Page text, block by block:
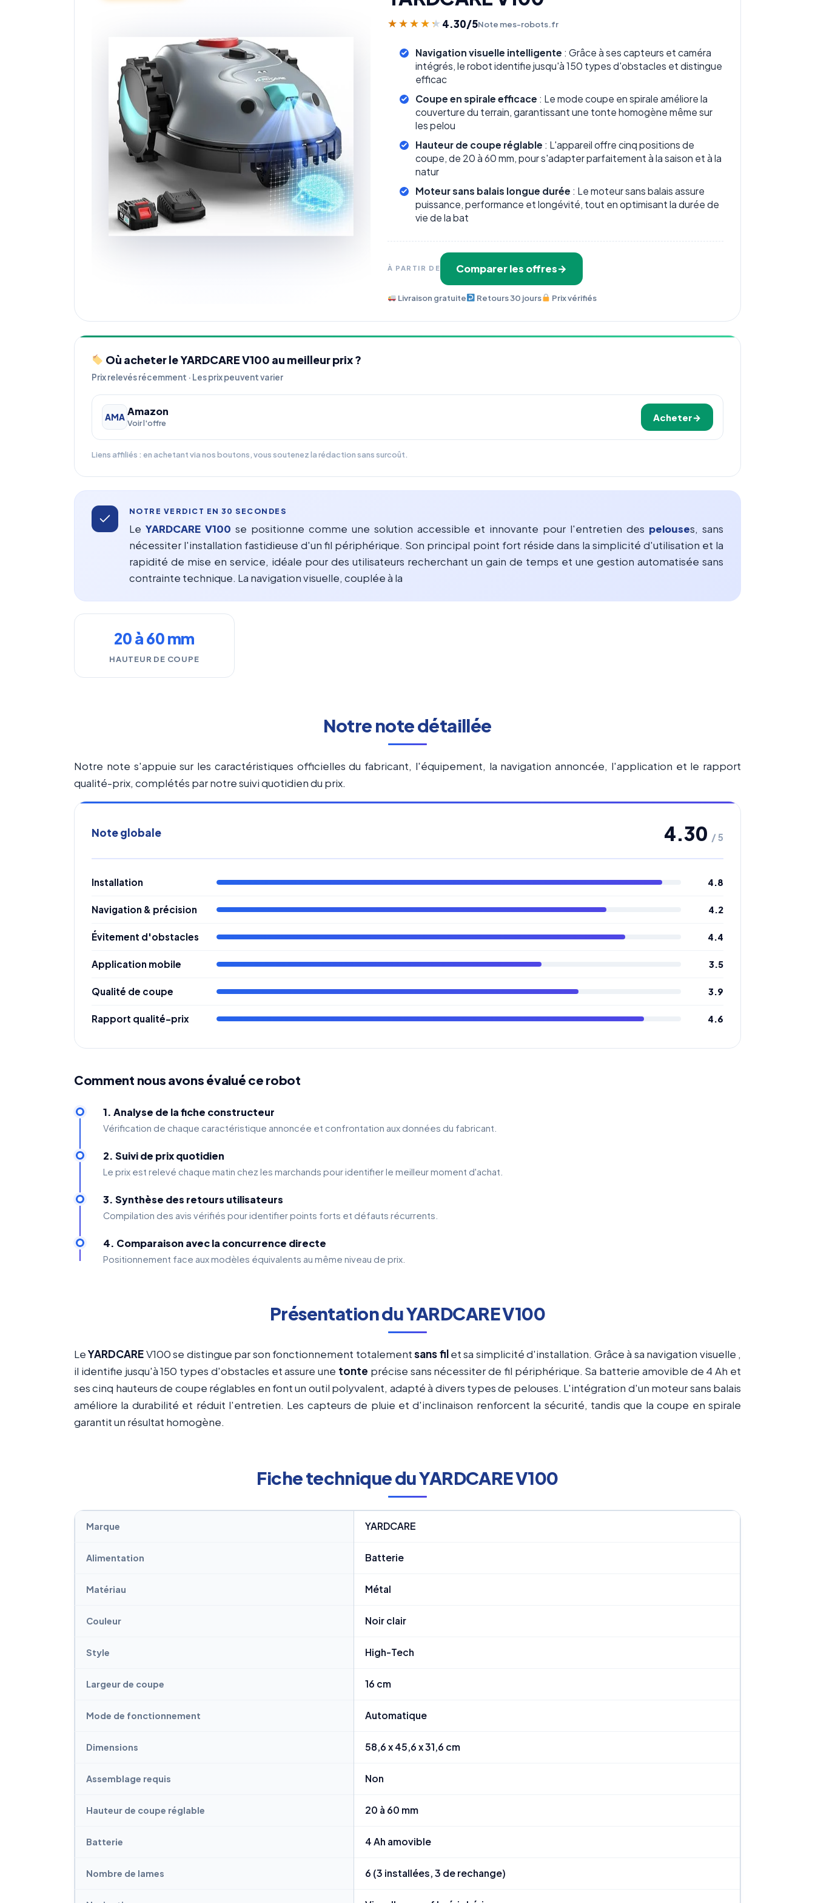
★★★★★
★★★★★ 4.30/5Note mes-robots.fr
Navigation visuelle intelligente : Grâce à ses capteurs et caméra
intégrés, le robot identifie jusqu'à 150 types d'obstacles et distingue
efficac
Coupe en spirale efficace : Le mode coupe en spirale améliore la
couverture du terrain, garantissant une tonte homogène même sur
les pelou
Hauteur de coupe réglable : L'appareil offre cinq positions de
coupe, de 20 à 60 mm, pour s'adapter parfaitement à la saison et à la
natur
Moteur sans balais longue durée : Le moteur sans balais assure
puissance, performance et longévité, tout en optimisant la durée de
vie de la bat
À PARTIR DE Comparer les offres
Livraison gratuite Retours 30 jours Prix vérifiés
Où acheter le YARDCARE V100 au meilleur prix ?
Prix relevés récemment · Les prix peuvent varier
AMA Amazon
Voir l'offre Acheter
Liens affiliés : en achetant via nos boutons, vous soutenez la rédaction sans surcoût.
NOTRE VERDICT EN 30 SECONDES
Le YARDCARE V100 se positionne comme une solution accessible et innovante pour l'entretien des pelouses, sans
nécessiter l'installation fastidieuse d'un fil périphérique. Son principal point fort réside dans la simplicité d'utilisation et la
rapidité de mise en service, idéale pour des utilisateurs recherchant un gain de temps et une gestion automatisée sans
contrainte technique. La navigation visuelle, couplée à la
20 à 60 mm
HAUTEUR DE COUPE
Notre note détaillée
Notre note s'appuie sur les caractéristiques officielles du fabricant, l'équipement, la navigation annoncée, l'application et le rapport
qualité-prix, complétés par notre suivi quotidien du prix.
Note globale 4.30 / 5
Installation 4.8
Navigation & précision 4.2
Évitement d'obstacles 4.4
Application mobile 3.5
Qualité de coupe 3.9
Rapport qualité-prix 4.6
Comment nous avons évalué ce robot
1. Analyse de la fiche constructeur
Vérification de chaque caractéristique annoncée et confrontation aux données du fabricant.
2. Suivi de prix quotidien
Le prix est relevé chaque matin chez les marchands pour identifier le meilleur moment d'achat.
3. Synthèse des retours utilisateurs
Compilation des avis vérifiés pour identifier points forts et défauts récurrents.
4. Comparaison avec la concurrence directe
Positionnement face aux modèles équivalents au même niveau de prix.
Présentation du YARDCARE V100
LeYARDCAREV100 se distingue par son fonctionnement totalementsans filet sa simplicité d'installation. Grâce à sa navigation visuelle ,
il identifie jusqu'à 150 types d'obstacles et assure une tonte précise sans nécessiter de fil périphérique. Sa batterie amovible de 4 Ah et
ses cinq hauteurs de coupe réglables en font un outil polyvalent, adapté à divers types de pelouses. L'intégration d'un moteur sans balais
améliore la durabilité et réduit l'entretien. Les capteurs de pluie et d'inclinaison renforcent la sécurité, tandis que la coupe en spirale
garantit un résultat homogène.
Fiche technique du YARDCARE V100
Marque YARDCARE
Alimentation Batterie
Matériau Métal
Couleur Noir clair
Style High-Tech
Largeur de coupe 16 cm
Mode de fonctionnement Automatique
Dimensions 58,6 x 45,6 x 31,6 cm
Assemblage requis Non
Hauteur de coupe réglable 20 à 60 mm
Batterie 4 Ah amovible
Nombre de lames 6 (3 installées, 3 de rechange)